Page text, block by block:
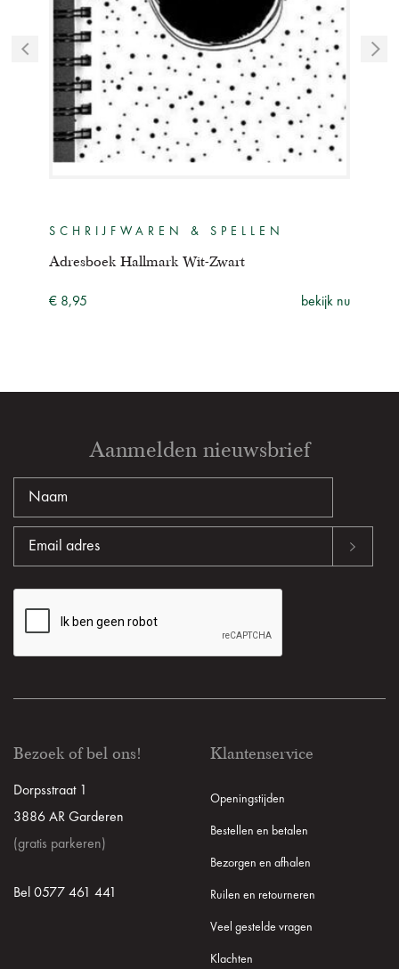
SCHRIJFWAREN & SPELLEN
Adresboek Hallmark Wit-Zwart
€ 8,95 bekijk nu
Aanmelden nieuwsbrief
Bezoek of bel ons!
Dorpsstraat 1
3886 AR Garderen
(gratis parkeren)
Bel 0577 461 441
Klantenservice
Openingstijden
Bestellen en betalen
Bezorgen en afhalen
Ruilen en retourneren
Veel gestelde vragen
Klachten